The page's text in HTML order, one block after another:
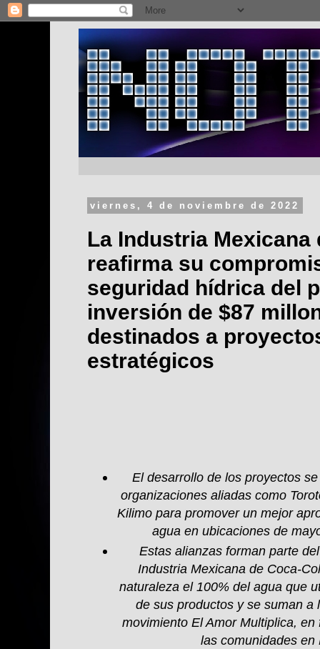
viernes, 4 de noviembre de 2022
La Industria Mexicana
reafirma su
seguridad hídrica del
inversión de $87
destinados a
estratégicos
El desarrollo de los proyectos
organizaciones aliadas como
Kilimo para promover un mejor
agua en ubicaciones de
Estas alianzas forman parte
Industria Mexicana de Coca-
naturaleza el 100% del agua que
de sus productos y se suman a
movimiento El Amor Multiplica,
las comunidades en